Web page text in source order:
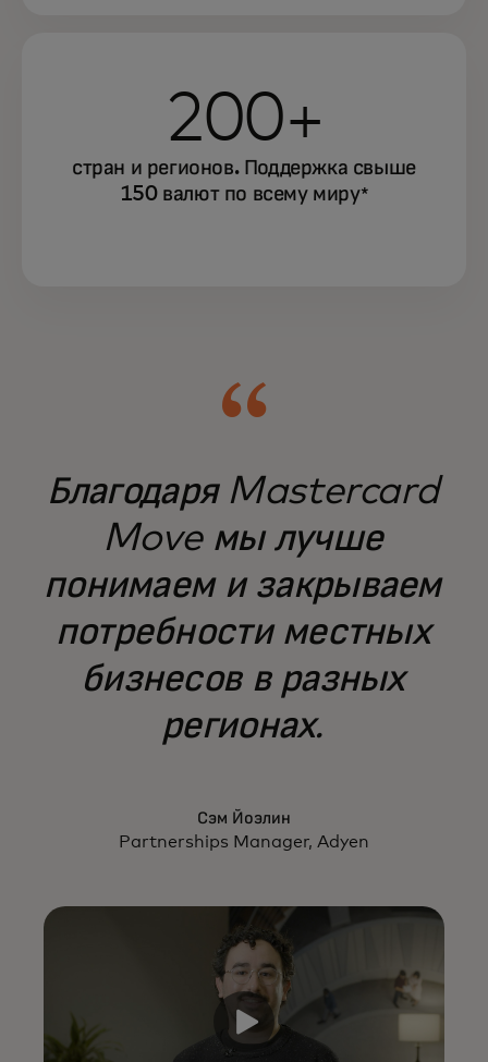
200+
стран и регионов. Поддержка свыше
150 валют по всему миру*
Благодаря Mastercard
Move мы лучше
понимаем и закрываем
потребности местных
бизнесов в разных
регионах.
Сэм Йоэлин
Partnerships Manager, Adyen